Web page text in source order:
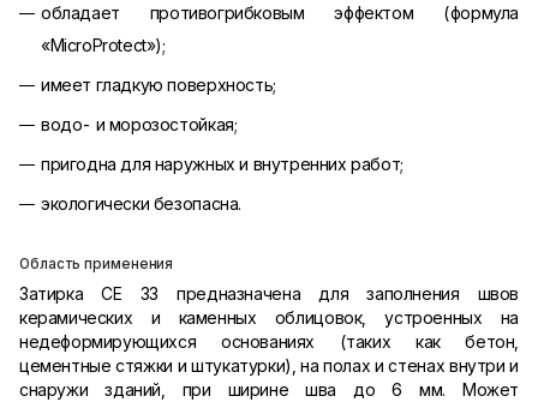
обладает противогрибковым эффектом (формула
«MicroProtect»);
имеет гладкую поверхность;
водо- и морозостойкая;
пригодна для наружных и внутренних работ;
экологически безопасна.
Область применения
Затирка CE 33 предназначена для заполнения швов
керамических и каменных облицовок, устроенных на
недеформирующихся основаниях (таких как бетон,
цементные стяжки и штукатурки), на полах и стенах внутри и
снаружи зданий, при ширине шва до 6 мм. Может